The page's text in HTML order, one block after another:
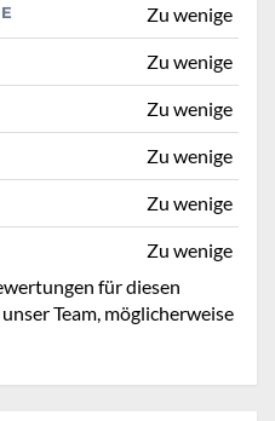
Zu wenige
Zu wenige
Zu wenige
Zu wenige
Zu wenige
Zu wenige
für diesen
Team, möglicherweise